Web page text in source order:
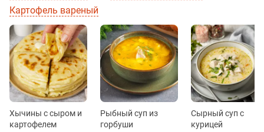
Картофель вареный
Хычины с сыром и
картофелем
Рыбный суп из
горбуши
Сырный суп с
курицей